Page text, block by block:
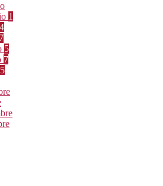
1
4
7
5
7
5